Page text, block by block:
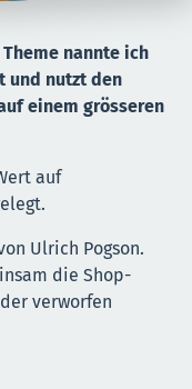
nannte ich
und nutzt den
einem grösseren
auf
Ulrich Pogson.
die Shop-
verworfen